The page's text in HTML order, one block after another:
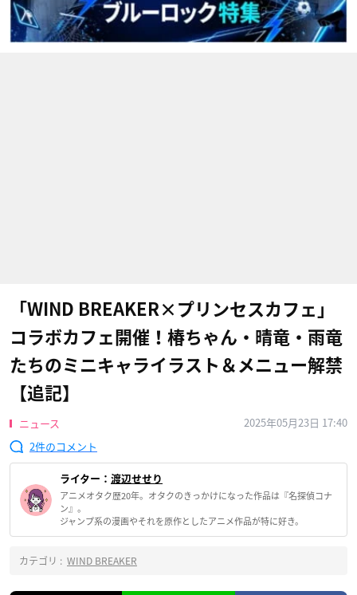
「WIND BREAKER×プリンセスカフェ」
コラボカフェ開催！椿ちゃん・晴竜・雨竜
たちのミニキャライラスト＆メニュー解禁
【追記】
ニュース
2025年05月23日 17:40
2
ライター： 渡辺せせり
アニメオタク歴20年。オタクのきっかけになった作品は『名探偵コナ
ン』。
ジャンプ系の漫画やそれを原作としたアニメ作品が特に好き。
カテゴリ : WIND BREAKER